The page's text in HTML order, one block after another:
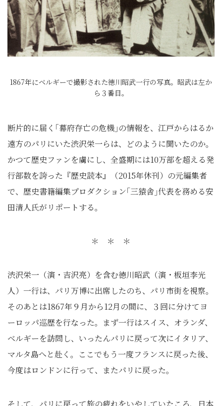
1867年にベルギーで撮影された徳川昭武一行の写真。昭武は左か
ら３番目。
断片的に届く｢幕府存亡の危機｣の情報を、江戸からはるか
遠方のパリにいた渋沢栄一らは、どのように聞いたのか。
かつて歴史ファンを虜にし、全盛期には10万部を超える発
行部数を誇った『歴史読本』（2015年休刊）の元編集者
で、歴史書籍編集プロダクション｢三猿舎｣代表を務める安
田清人氏がリポートする。
＊ ＊ ＊
渋沢栄一（演・吉沢亮）を含む徳川昭武（演・板垣李光
人）一行は、パリ万博に出席したのち、パリ市街を視察。
そのあとは1867年９月から12月の間に、３回に分けてヨ
ーロッパ巡歴を行なった。まず一行はスイス、オランダ、
ベルギーを訪問し、いったんパリに戻って次にイタリア、
マルタ島へと赴く。ここでもう一度フランスに戻った後、
今度はロンドンに行って、またパリに戻った。